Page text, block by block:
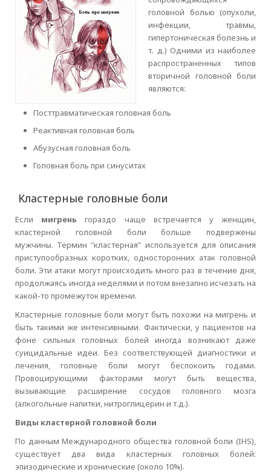
головной болью (опухоли,
инфекции, травмы,
гипертоническая болезнь и
т. д.) Одними из наиболее
распространенных типов
вторичной головной боли
являются:
Посттравматическая головная боль
Реактивная головная боль
Абузусная головная боль
Головная боль при синуситах
Кластерные головные боли
Если мигрень гораздо чаще встречается у женщин,
кластерной головной боли больше подвержены
мужчины. Термин "кластерная" используется для описания
приступообразных коротких, односторонних атак головной
боли. Эти атаки могут происходить много раз в течение дня,
продолжаясь иногда неделями и потом внезапно исчезать на
какой-то промежуток времени.
Кластерные головные боли могут быть похожи на мигрень и
быть такими же интенсивными. Фактически, у пациентов на
фоне сильных головных болей иногда возникают даже
суицидальные идеи. Без соответствующей диагностики и
лечения, головные боли могут беспокоить годами.
Провоцирующими факторами могут быть вещества,
вызывающие расширение сосудов головного мозга
(алкогольные напитки, нитроглицерин и т.д.).
Виды кластерной головной боли
По данным Международного общества головной боли (IHS),
существует два вида кластерных головных болей:
эпизодические и хронические (около 10%).